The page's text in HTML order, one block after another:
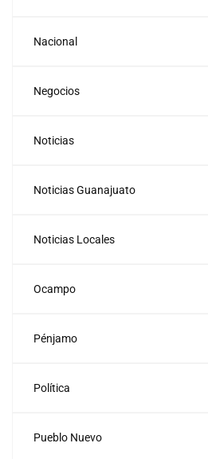
Nacional
Negocios
Noticias
Noticias Guanajuato
Noticias Locales
Ocampo
Pénjamo
Política
Pueblo Nuevo